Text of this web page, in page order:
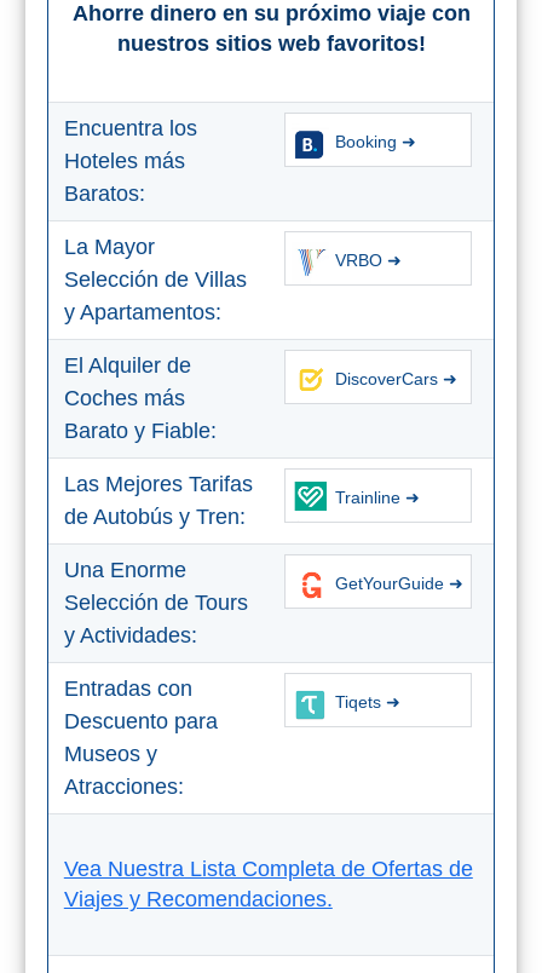
Museos
Playas de Granada
Excursiones Desde Málaga
QUÉ
Buceo
Kayak
Barranquismo
Lanchas
Bicicletas
Tours de
Aventura
Senderismo
Ahorre dinero en su próximo viaje con
nuestros sitios web favoritos!
Encuentra los
Hoteles más
Baratos:
Booking ➜
La Mayor
Selección de Villas
y Apartamentos:
VRBO ➜
El Alquiler de
Coches más
Barato y Fiable:
DiscoverCars ➜
Las Mejores Tarifas
de Autobús y Tren:
Trainline ➜
Una Enorme
Selección de Tours
y Actividades:
GetYourGuide ➜
Entradas con
Descuento para
Museos y
Atracciones:
Tiqets ➜
Vea Nuestra Lista Completa de Ofertas de
Viajes y Recomendaciones.